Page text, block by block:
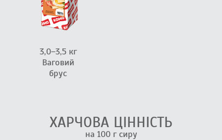
3,0–3,5 кг
Ваговий
брус
ХАРЧОВА ЦІННІСТЬ
на 100 г сиру